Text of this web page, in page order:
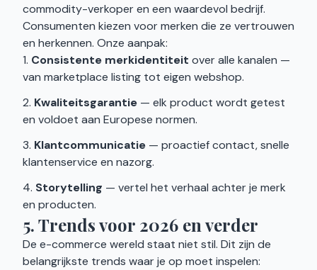
commodity-verkoper en een waardevol bedrijf.
Consumenten kiezen voor merken die ze vertrouwen
en herkennen. Onze aanpak:
Consistente merkidentiteit over alle kanalen —
van marketplace listing tot eigen webshop.
Kwaliteitsgarantie — elk product wordt getest
en voldoet aan Europese normen.
Klantcommunicatie — proactief contact, snelle
klantenservice en nazorg.
Storytelling — vertel het verhaal achter je merk
en producten.
5. Trends voor 2026 en verder
De e-commerce wereld staat niet stil. Dit zijn de
belangrijkste trends waar je op moet inspelen: